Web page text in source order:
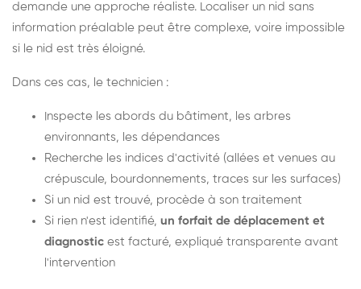
demande une approche réaliste. Localiser un nid sans
information préalable peut être complexe, voire impossible
si le nid est très éloigné.
Dans ces cas, le technicien :
Inspecte les abords du bâtiment, les arbres
environnants, les dépendances
Recherche les indices d'activité (allées et venues au
crépuscule, bourdonnements, traces sur les surfaces)
Si un nid est trouvé, procède à son traitement
Si rien n'est identifié, un forfait de déplacement et
diagnostic est facturé, expliqué transparente avant
l'intervention